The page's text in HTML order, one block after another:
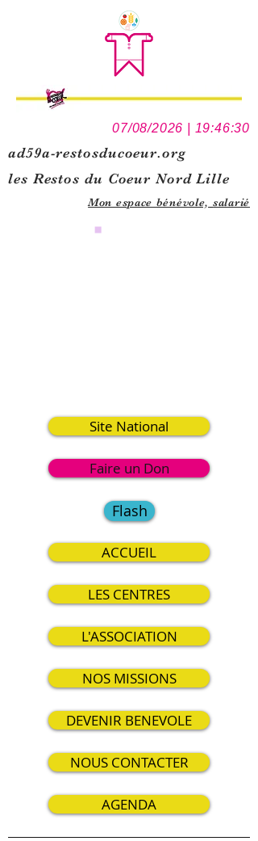
07/08/2026 | 19:46:30
ad59a-restosducoeur.org
les Restos du Coeur Nord Lille
Mon espace bénévole, salarié
Site National
Faire un Don
Flash
ACCUEIL
LES CENTRES
L'ASSOCIATION
NOS MISSIONS
DEVENIR BENEVOLE
NOUS CONTACTER
AGENDA